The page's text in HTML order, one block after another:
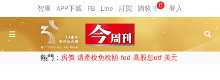
0
熱門： 房價 遺產稅免稅額 fed 高股息etf 美元